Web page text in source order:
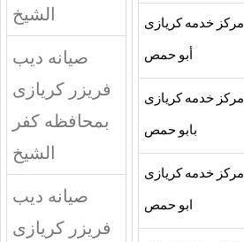
مركز خدمه كريازى
أبو حمص
مركز خدمه كريازى
بابو حمص
مركز خدمه كريازى
ابو حمص
الشيخ
صيانه ديب
فريزر كريازى
بمحافظه كفر
الشيخ
صيانه ديب
فريزر كريازى